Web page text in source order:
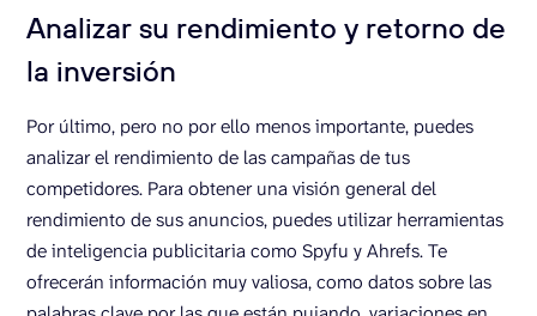
Analizar su rendimiento y retorno de
la inversión
Por último, pero no por ello menos importante, puedes
analizar el rendimiento de las campañas de tus
competidores. Para obtener una visión general del
rendimiento de sus anuncios, puedes utilizar herramientas
de inteligencia publicitaria como Spyfu y Ahrefs. Te
ofrecerán información muy valiosa, como datos sobre las